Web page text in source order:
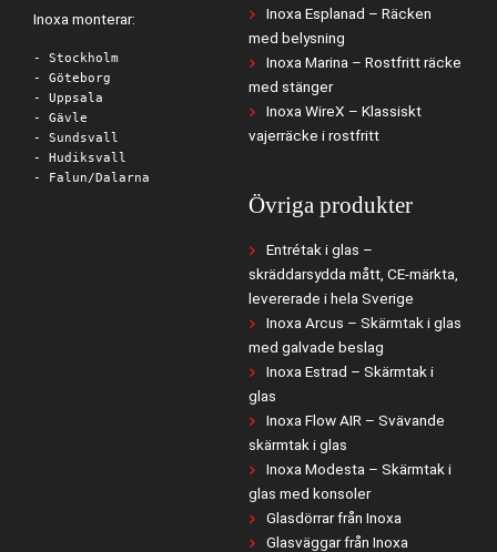
Inoxa monterar:
- Stockholm
- Göteborg
- Uppsala
- Gävle
- Sundsvall
- Hudiksvall
- Falun/Dalarna
Inoxa Esplanad – Räcken
med belysning
Inoxa Marina – Rostfritt räcke
med stänger
Inoxa WireX – Klassiskt
vajerräcke i rostfritt
Övriga produkter
Entrétak i glas –
skräddarsydda mått, CE-märkta,
levererade i hela Sverige
Inoxa Arcus – Skärmtak i glas
med galvade beslag
Inoxa Estrad – Skärmtak i
glas
Inoxa Flow AIR – Svävande
skärmtak i glas
Inoxa Modesta – Skärmtak i
glas med konsoler
Glasdörrar från Inoxa
Glasväggar från Inoxa